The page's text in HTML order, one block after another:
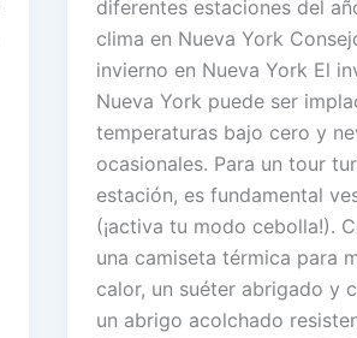
diferentes estaciones del
clima en Nueva York
invierno en Nueva York El
Nueva York puede ser
temperaturas bajo cero y
ocasionales. Para un tour
estación, es fundamental
(¡activa tu modo cebolla!).
una camiseta térmica para
calor, un suéter abrigado y
un abrigo acolchado